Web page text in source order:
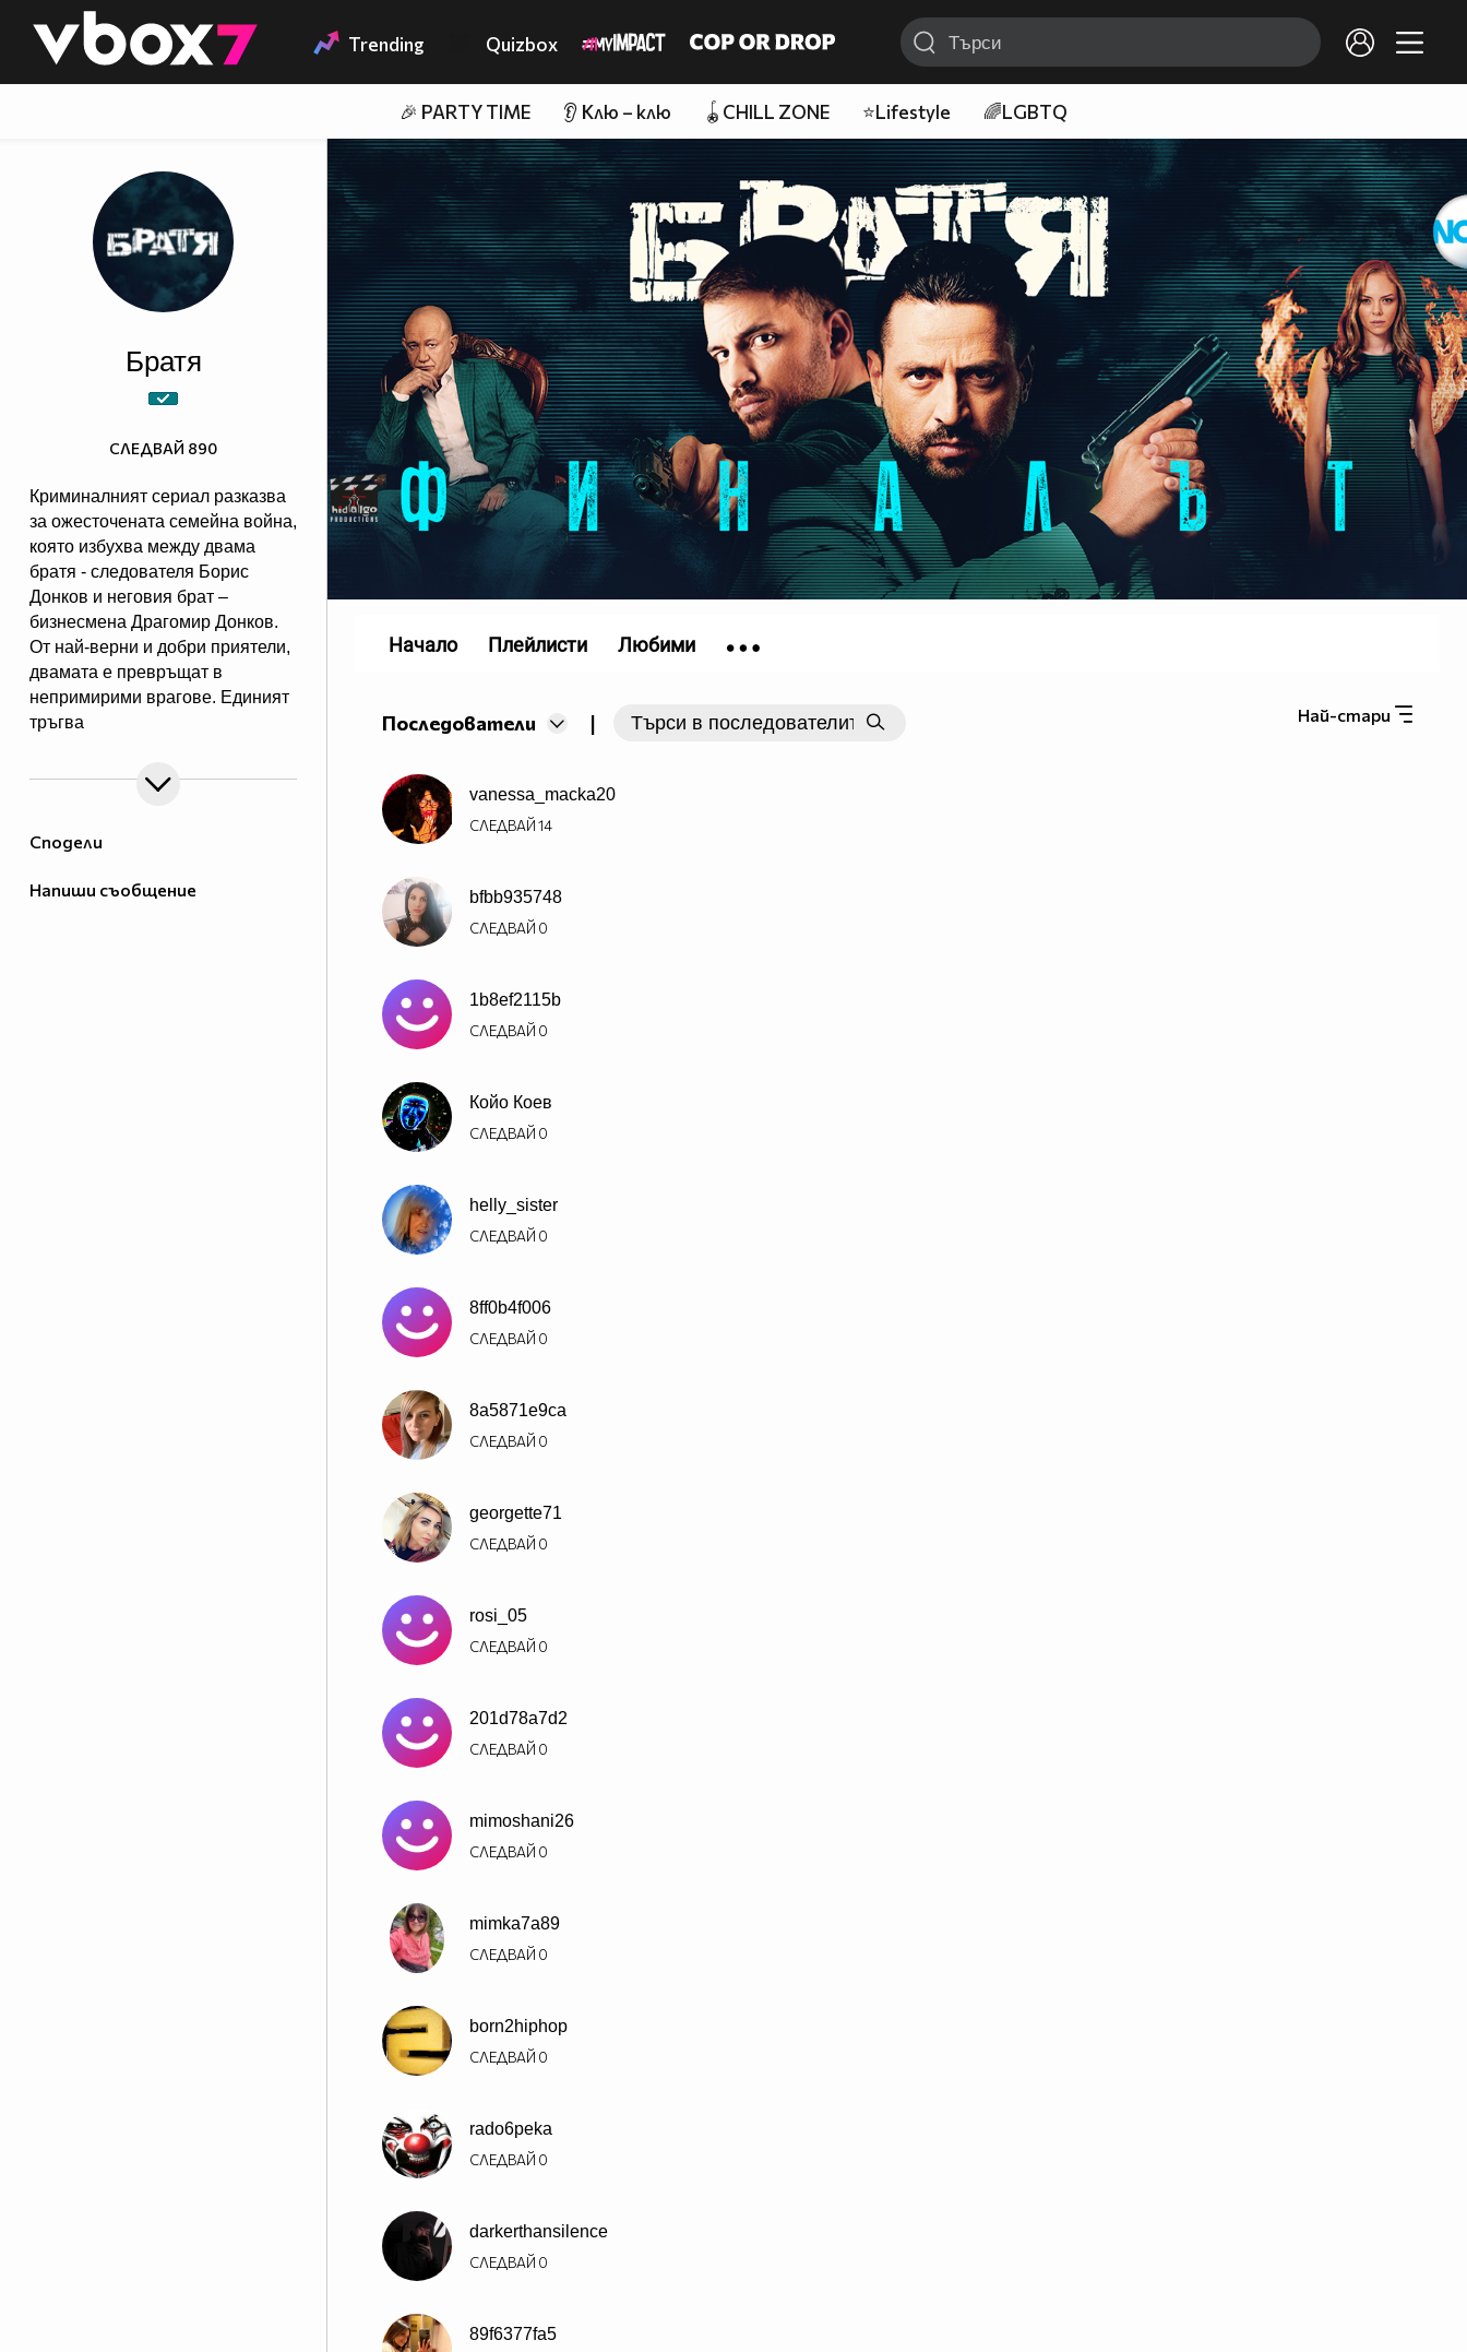
👾 Trending Quizbox
🎉 PARTY TIME 👂 Клю – клю 🪀CHILL ZONE ⭐Lifestyle 🌈LGBTQ
Сподели
Напиши съобщение
Братя
Криминалният сериал разказва
за ожесточената семейна война,
която избухва между двама
братя - следователя Борис
Донков и неговия брат –
бизнесмена Драгомир Донков.
От най-верни и добри приятели,
двамата е превръщат в
непримирими врагове. Единият
тръгва
отмъщението, а другият няма да
се спре пред нищо, за да
СЛЕДВАЙ 890
Последователи | Най-стари
vanessa_macka20
СЛЕДВАЙ14
bfbb935748
СЛЕДВАЙ 0
1b8ef2115b
СЛЕДВАЙ 0
Койо Коев
СЛЕДВАЙ 0
helly_sister
СЛЕДВАЙ 0
8ff0b4f006
СЛЕДВАЙ 0
8a5871e9ca
СЛЕДВАЙ 0
georgette71
СЛЕДВАЙ 0
rosi_05
СЛЕДВАЙ 0
201d78a7d2
СЛЕДВАЙ 0
mimoshani26
СЛЕДВАЙ 0
mimka7a89
СЛЕДВАЙ 0
born2hiphop
СЛЕДВАЙ 0
rado6peka
СЛЕДВАЙ 0
darkerthansilence
СЛЕДВАЙ 0
89f6377fa5
Начало Плейлисти Любими